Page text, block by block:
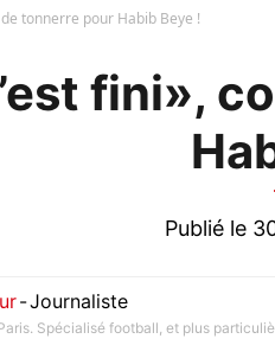
de tonnerre pour Habib Beye !
fini»,
Publié le
-Journaliste
Spécialisé football, et plus